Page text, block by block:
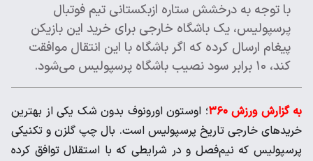
با توجه به درخشش ستاره ازبکستانی تیم فوتبال
پرسپولیس، یک باشگاه خارجی برای خرید این بازیکن
پیغام ارسال کرده که اگر باشگاه با این انتقال موافقت
کند، ۱۰ برابر سود نصیب باشگاه پرسپولیس می‌شود.
به گزارش ورزش ۳۶۰
؛ اوستون اورونوف بدون شک یکی از بهترین
خریدهای خارجی تاریخ پرسپولیس است. بال چپ گلزن و تکنیکی
پرسپولیس که نیم‌فصل و در شرایطی که با استقلال توافق کرده